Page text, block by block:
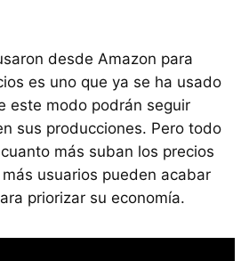
desde Amazon para
es uno que ya se ha usado
este modo podrán seguir
sus producciones. Pero todo
más suban los precios
usuarios pueden acabar
priorizar su economía.